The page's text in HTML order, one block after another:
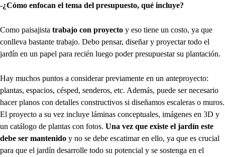
-¿Cómo enfocan el tema del presupuesto, qué incluye?
Como paisajista trabajo con proyecto y eso tiene un costo, ya que
conlleva bastante trabajo. Debo pensar, diseñar y proyectar todo el
jardín en un papel para recién luego poder presupuestar su plantación.
Hay muchos puntos a considerar previamente en un anteproyecto:
plantas, espacios, césped, senderos, etc. Además, puede ser necesario
hacer planos con detalles constructivos si diseñamos escaleras o muros.
El proyecto a su vez incluye láminas conceptuales, imágenes en 3D y
un catálogo de plantas con fotos. Una vez que existe el jardín este
debe ser mantenido y no se debe escatimar en ello, ya que es crucial
para que el jardín desarrolle todo su potencial y se sostenga en el